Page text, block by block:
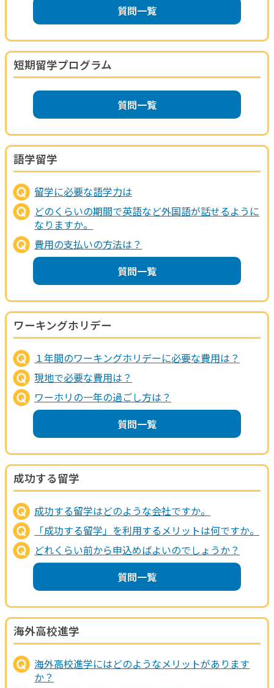
質問一覧
短期留学プログラム
質問一覧
語学留学
留学に必要な語学力は
どのくらいの期間で英語など外国語が話せるように
なりますか。
費用の支払いの方法は？
質問一覧
ワーキングホリデー
１年間のワーキングホリデーに必要な費用は？
現地で必要な費用は？
ワーホリの一年の過ごし方は？
質問一覧
成功する留学
成功する留学はどのような会社ですか。
「成功する留学」を利用するメリットは何ですか。
どれくらい前から申込めばよいのでしょうか？
質問一覧
海外高校進学
海外高校進学にはどのようなメリットがあります
か？